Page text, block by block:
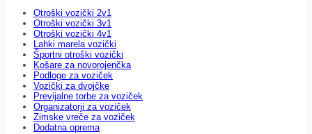
Otroški vozički 2v1
Otroški vozički 3v1
Otroški vozički 4v1
Lahki marela vozički
Športni otroški vozički
Košare za novorojenčka
Podloge za voziček
Vozički za dvojčke
Previjalne torbe za voziček
Organizatorji za voziček
Zimske vreče za voziček
Dodatna oprema